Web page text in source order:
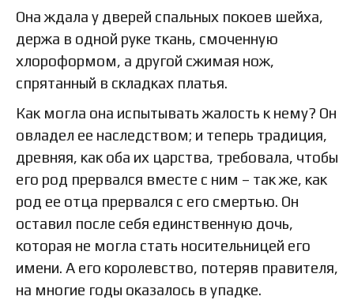
Она ждала у дверей спальных покоев шейха,
держа в одной руке ткань, смоченную
хлороформом, а другой сжимая нож,
спрятанный в складках платья.
Как могла она испытывать жалость к нему? Он
овладел ее наследством; и теперь традиция,
древняя, как оба их царства, требовала, чтобы
его род прервался вместе с ним – так же, как
род ее отца прервался с его смертью. Он
оставил после себя единственную дочь,
которая не могла стать носительницей его
имени. А его королевство, потеряв правителя,
на многие годы оказалось в упадке.